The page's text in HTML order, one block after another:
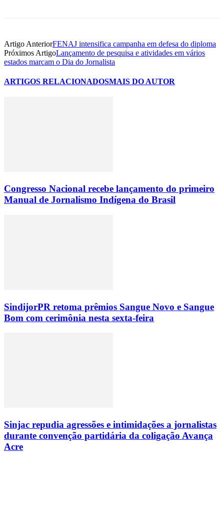
Artigo AnteriorFENAJ intensifica campanha em defesa do diploma
Próximos ArtigoLançamento de pesquisa e atividades em vários
estados marcam o Dia do Jornalista
ARTIGOS RELACIONADOSMAIS DO AUTOR
Congresso Nacional recebe lançamento do primeiro
Manual de Jornalismo Indígena do Brasil
SindijorPR retoma prêmios Sangue Novo e Sangue
Bom com cerimônia nesta sexta-feira
Sinjac repudia agressões e intimidações a jornalistas
durante convenção partidária da coligação Avança
Acre